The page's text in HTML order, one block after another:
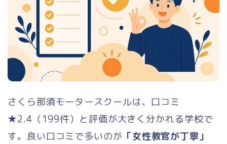
さくら那須モータースクールは、口コミ
★2.4（199件）と評価が大きく分かれる学校で
す。良い口コミで多いのが 「女性教官が丁寧」